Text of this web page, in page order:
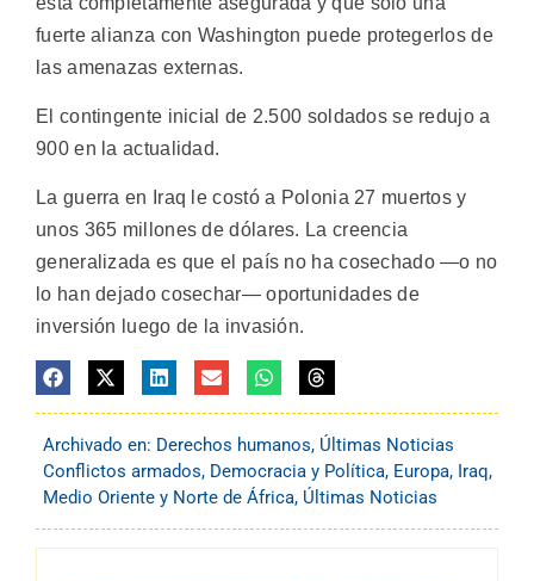
fuerte alianza con Washington puede protegerlos de
las amenazas externas.
El contingente inicial de 2.500 soldados se redujo a
900 en la actualidad.
La guerra en Iraq le costó a Polonia 27 muertos y
unos 365 millones de dólares. La creencia
generalizada es que el país no ha cosechado —o no
lo han dejado cosechar— oportunidades de
inversión luego de la invasión.
Archivado en: Derechos humanos, Últimas Noticias
Conflictos armados, Democracia y Política, Europa, Iraq,
Medio Oriente y Norte de África, Últimas Noticias